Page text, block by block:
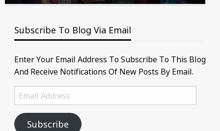
Subscribe To Blog Via Email
Enter Your Email Address To Subscribe To This Blog
And Receive Notifications Of New Posts By Email.
Email
Address
Subscribe